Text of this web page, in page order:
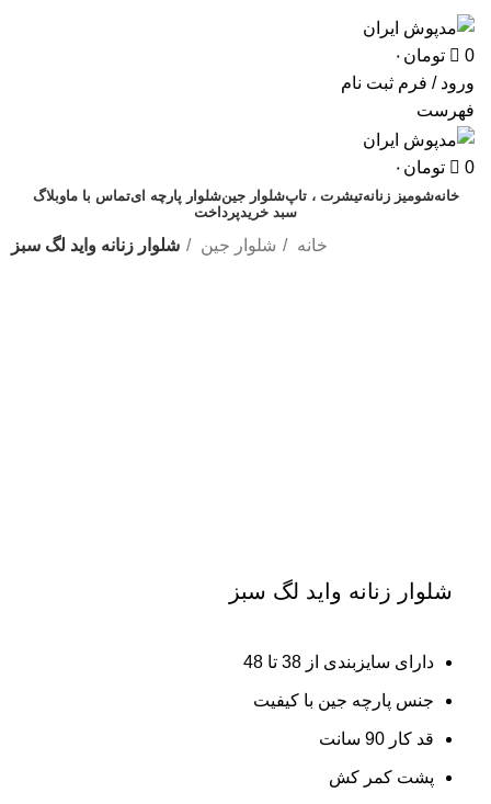
0 تومان ۰
ورود / فرم ثبت نام
فهرست
0 تومان ۰
خانهشومیز زنانهتیشرت ، تاپشلوار جینشلوار پارچه ایتماس با ماوبلاگ
سبد خریدپرداخت
خانه شلوار جین شلوار زنانه واید لگ سبز
شلوار زنانه واید لگ سبز
دارای سایزبندی از 38 تا 48
جنس پارچه جین با کیفیت
قد کار 90 سانت
پشت کمر کش